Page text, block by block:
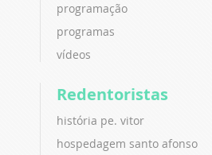
programação
programas
vídeos
Redentoristas
história pe. vitor
hospedagem santo afonso